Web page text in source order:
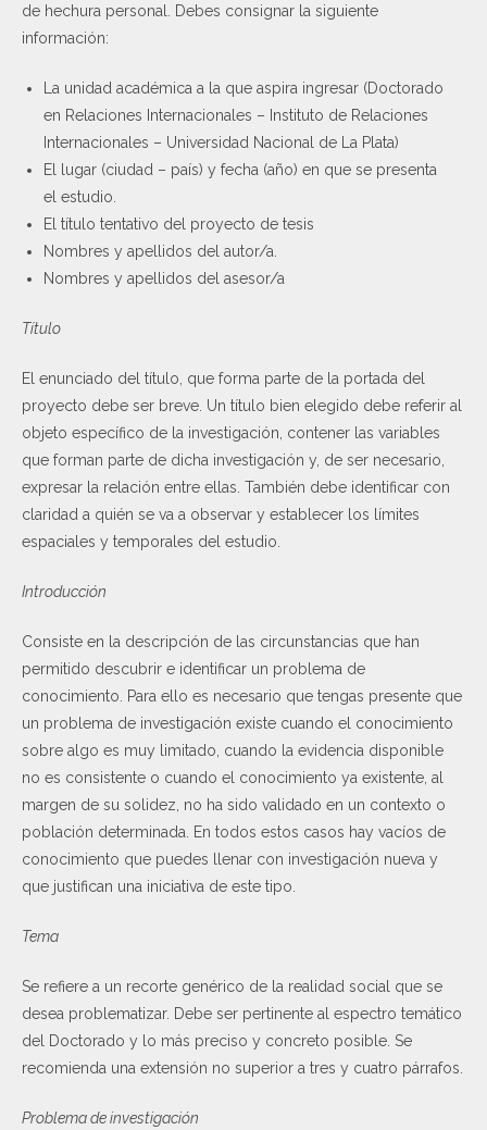
de hechura personal. Debes consignar la siguiente
información:
La unidad académica a la que aspira ingresar (Doctorado
en Relaciones Internacionales – Instituto de Relaciones
Internacionales – Universidad Nacional de La Plata)
El lugar (ciudad – país) y fecha (año) en que se presenta
el estudio.
El título tentativo del proyecto de tesis
Nombres y apellidos del autor/a.
Nombres y apellidos del asesor/a
Título
El enunciado del título, que forma parte de la portada del
proyecto debe ser breve. Un título bien elegido debe referir al
objeto específico de la investigación, contener las variables
que forman parte de dicha investigación y, de ser necesario,
expresar la relación entre ellas. También debe identificar con
claridad a quién se va a observar y establecer los límites
espaciales y temporales del estudio.
Introducción
Consiste en la descripción de las circunstancias que han
permitido descubrir e identificar un problema de
conocimiento. Para ello es necesario que tengas presente que
un problema de investigación existe cuando el conocimiento
sobre algo es muy limitado, cuando la evidencia disponible
no es consistente o cuando el conocimiento ya existente, al
margen de su solidez, no ha sido validado en un contexto o
población determinada. En todos estos casos hay vacíos de
conocimiento que puedes llenar con investigación nueva y
que justifican una iniciativa de este tipo.
Tema
Se refiere a un recorte genérico de la realidad social que se
desea problematizar. Debe ser pertinente al espectro temático
del Doctorado y lo más preciso y concreto posible. Se
recomienda una extensión no superior a tres y cuatro párrafos.
Problema de investigación